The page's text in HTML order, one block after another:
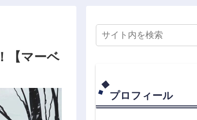
【マーベ
プロフィール